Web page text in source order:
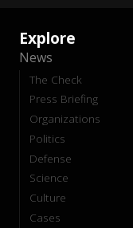
Explore
News
The Check
Press Briefing
Organizations
Politics
Defense
Science
Culture
Cases